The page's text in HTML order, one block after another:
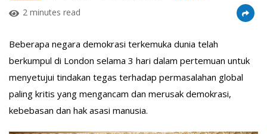
2 minutes read
Beberapa negara demokrasi terkemuka dunia telah
berkumpul di London selama 3 hari dalam pertemuan untuk
menyetujui tindakan tegas terhadap permasalahan global
paling kritis yang mengancam dan merusak demokrasi,
kebebasan dan hak asasi manusia.